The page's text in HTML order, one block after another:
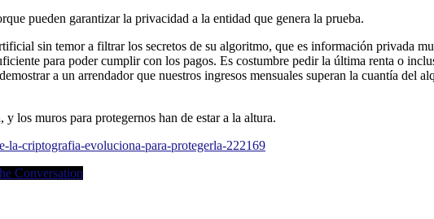
pueden garantizar la privacidad a la entidad que genera la prueba.
sin temor a filtrar los secretos de su algoritmo, que es información privada
para poder cumplir con los pagos. Es costumbre pedir la última renta o
a un arrendador que nuestros ingresos mensuales superan la cuantía del
los muros para protegernos han de estar a la altura.
la-criptografia-evoluciona-para-protegerla-222169
Conversation